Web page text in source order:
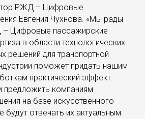
РЖД – Цифровые
Евгения Чухнова. «Мы рады
– Цифровые пассажирские
в области технологических
решений для транспортной
поможет придать нашим
практический эффект.
компаниям
на базе искусственного
будут отвечать их актуальным